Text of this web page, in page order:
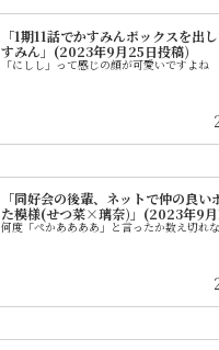
「1期11話でかすみんボックスを出
すみん」(2023年9月25日投稿)
「にしし」って感じの顔が可愛いですよね
「同好会の後輩、ネットで仲の良い
た模様(せつ菜×璃奈)」(2023年9
何度「ぺかああああ」と言ったか数え切れ